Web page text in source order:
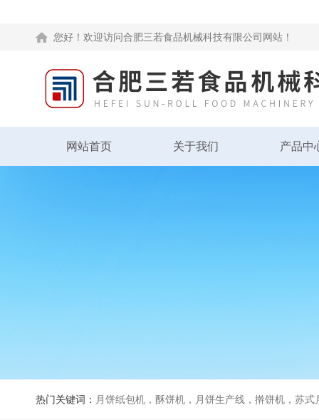
您好！欢迎访问合肥三若食品机械科技有限公司网站！
网站首页 关于我们 产品中
热门关键词： 月饼纸包机，酥饼机，月饼生产线，擀饼机，苏式月饼机，